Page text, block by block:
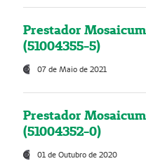
Prestador
(51004355-5)
07 de Maio de 2021
Prestador
(51004352-0)
01 de Outubro de 2020